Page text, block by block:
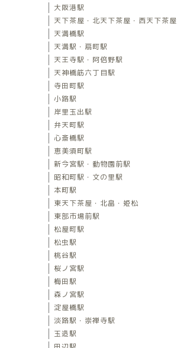
大阪港駅
天下茶屋・北天下茶屋・西天下茶屋
天満橋駅
天満駅・扇町駅
天王寺駅・阿倍野駅
天神橋筋六丁目駅
寺田町駅
小路駅
岸里玉出駅
弁天町駅
心斎橋駅
恵美須町駅
新今宮駅・動物園前駅
昭和町駅・文の里駅
本町駅
東天下茶屋・北畠・姫松
東部市場前駅
松屋町駅
松虫駅
桃谷駅
桜ノ宮駅
梅田駅
森ノ宮駅
淀屋橋駅
淡路駅・崇禅寺駅
玉造駅